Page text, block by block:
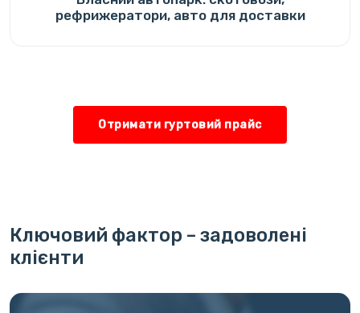
рефрижератори, авто для доставки
Отримати гуртовий прайс
Ключовий фактор – задоволені
клієнти